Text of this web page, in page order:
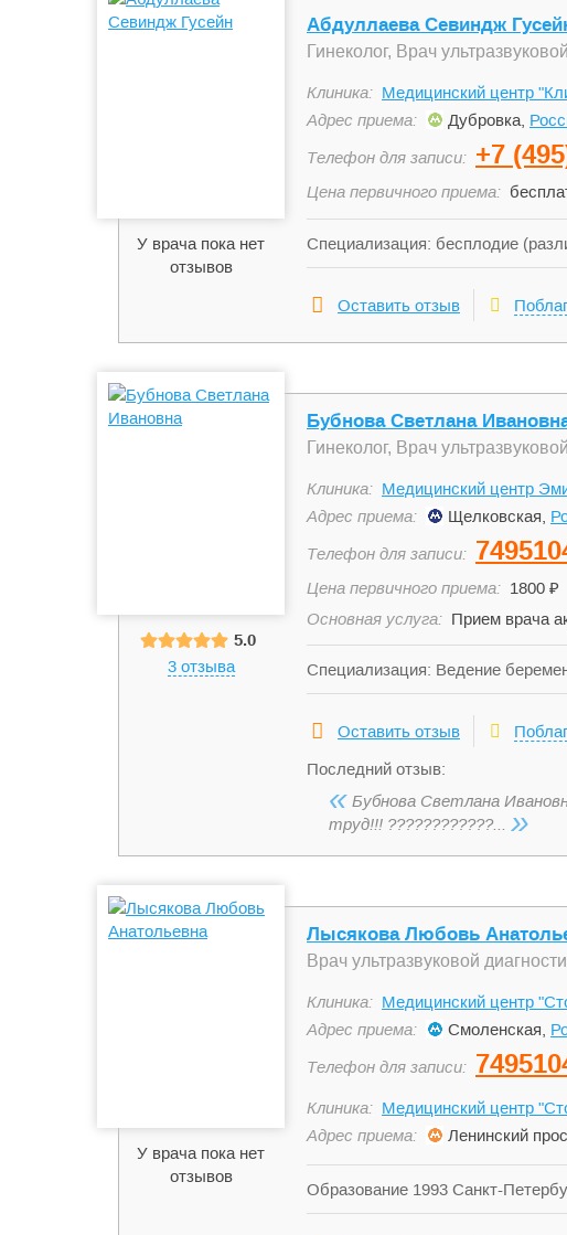
У врача пока нет
отзывов
Абдуллаева Севиндж
Гинеколог, Врач
Клиника: Медицинский центр
Адрес приема:
Дубровка,
Телефон для записи: +7
Цена первичного приема:
Специализация: бесплодие
половым путем (ЗППП):
Оставить отзыв
5.0
3 отзыва
Бубнова Светлана
Гинеколог, Врач
Клиника: Медицинский центр
Адрес приема:
Щелковская,
Телефон для записи:
Цена первичного приема: 1800 ₽
Основная услуга: Прием врача
Специализация: Ведение
Общий гинекологический прием
патологии шейки матки
Оставить отзыв
Последний отзыв:
« Бубнова Светлана
труд!!! ????????????... »
У врача пока нет
отзывов
Лысякова Любовь
Врач ультразвуковой
Клиника: Медицинский центр
Адрес приема:
Смоленская,
Телефон для записи:
Клиника: Медицинский центр
Адрес приема:
Ленинский
Образование 1993 Санкт-
1994 Нальчик Кабардино-